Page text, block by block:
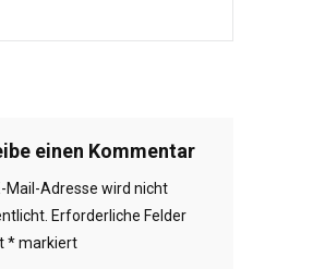
einen Kommentar
Mail-Adresse wird nicht
Erforderliche Felder
*markiert